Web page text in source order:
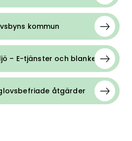
kommun
– E-tjänster och blanketter
åtgärder